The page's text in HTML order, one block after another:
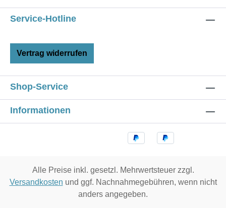
Service-Hotline
Vertrag widerrufen
Shop-Service
Informationen
Alle Preise inkl. gesetzl. Mehrwertsteuer zzgl.
Versandkosten und ggf. Nachnahmegebühren, wenn nicht
anders angegeben.